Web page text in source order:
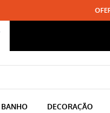
BANHO DECORAÇÃO